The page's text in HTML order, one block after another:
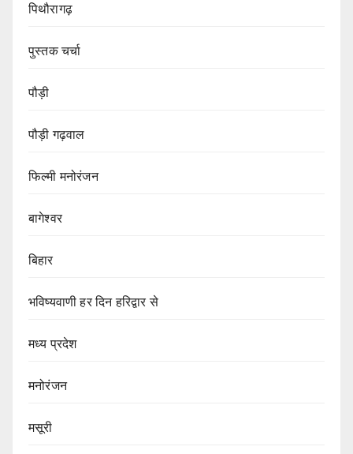
पिथौरागढ़
पुस्तक चर्चा
पौड़ी
पौड़ी गढ़वाल
फिल्मी मनोरंजन
बागेश्वर
बिहार
भविष्यवाणी हर दिन हरिद्वार से
मध्य प्रदेश
मनोरंजन
मसूरी